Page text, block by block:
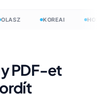
KOREAI
PDF-et